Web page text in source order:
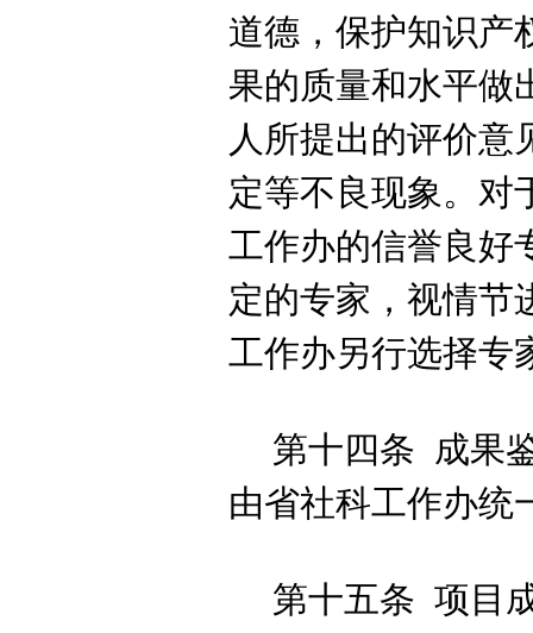
道德，保护知识产
果的质量和水平做
人 所提出的评价意
定等不良现象。对
工作办的信誉良好
定的专家，视情节
工作办另行选择专
第十四条 成果
由省社科工作办统
第十五条 项目